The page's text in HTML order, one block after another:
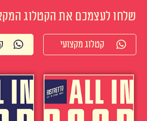
שלחו לעצמכם את הקטלוג
קטלוג מקצועי